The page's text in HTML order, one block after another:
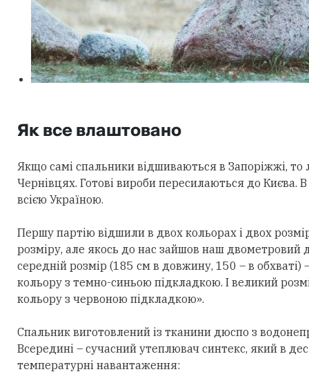
Як все влаштовано
Якщо самі спальники відшиваються в Запоріжжі,
Чернівцях. Готові вироби пересилаються до
всією Україною.
Першу партію відшили в двох кольорах і двох
розміру, але якось до нас зайшов наш двометровий
середній розмір (185 см в довжину, 150 – в
кольору з темно-синьою підкладкою. І великий
кольору з червоною підкладкою».
Спальник виготовлений із тканини дюспо з
Всередині – сучасний утеплювач синтекс, який в
температурні навантаження: